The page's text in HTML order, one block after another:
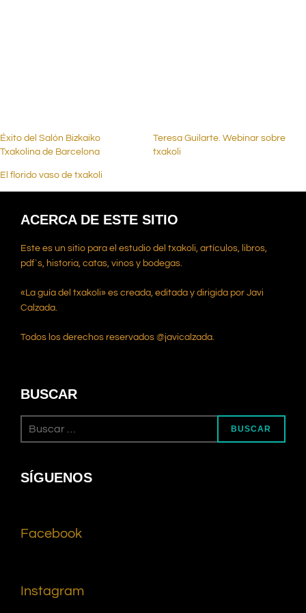
Éxito del Salón Bizkaiko
Txakolina de Barcelona
Teresa Guilarte. Webinar sobre
txakoli
El florido vaso de txakoli
ACERCA DE ESTE SITIO
Este es un sitio para el estudio del txakoli, artículos, libros,
pdf`s, historia, catas, vinos y bodegas.
«La guía del txakoli» es creada, editada y dirigida por Javi
Calzada.
Todos los derechos reservados @javicalzada.
BUSCAR
BUSCAR
SÍGUENOS
Facebook
Instagram